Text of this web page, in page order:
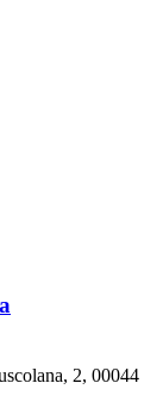
2, 00044